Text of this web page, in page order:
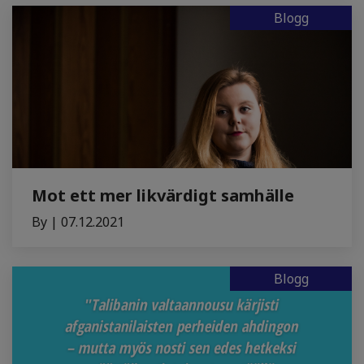
Blogg
Mot ett mer likvärdigt samhälle
By | 07.12.2021
Blogg